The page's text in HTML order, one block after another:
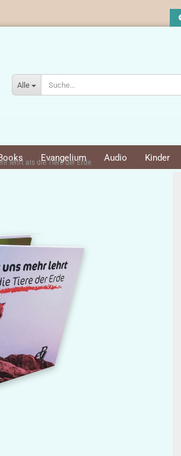
Alle
Evangelium Audio Kinder
lehrt als die Tiere der Erde